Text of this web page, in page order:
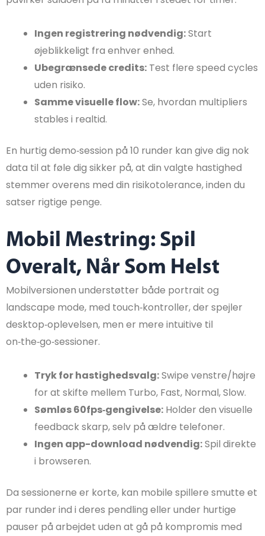
Ingen registrering nødvendig:Start
øjeblikkeligt fra enhver enhed.
Ubegrænsede credits: Test flere speed cycles
uden risiko.
Samme visuelle flow:Se, hvordan multipliers
stables i realtid.
En hurtig demo‑session på 10 runder kan give dig nok
data til at føle dig sikker på, at din valgte hastighed
stemmer overens med din risikotolerance, inden du
satser rigtige penge.
Mobil Mestring: Spil
Overalt, Når Som Helst
Mobilversionen understøtter både portrait og
landscape mode, med touch‑kontroller, der spejler
desktop‑oplevelsen, men er mere intuitive til
on‑the‑go‑sessioner.
Tryk for hastighedsvalg:Swipe venstre/højre
for at skifte mellem Turbo, Fast, Normal, Slow.
Sømløs 60fps‑gengivelse: Holder den visuelle
feedback skarp, selv på ældre telefoner.
Ingen app-download nødvendig:Spil direkte
i browseren.
Da sessionerne er korte, kan mobile spillere smutte et
par runder ind i deres pendling eller under hurtige
pauser på arbejdet uden at gå på kompromis med